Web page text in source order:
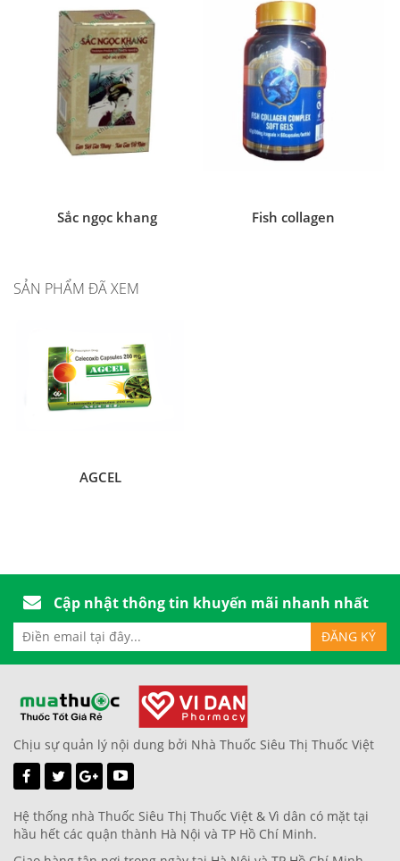
Sắc ngọc khang Fish collagen
SẢN PHẨM ĐÃ XEM
AGCEL
Cập nhật thông tin khuyến mãi nhanh nhất
Chịu sự quản lý nội dung bởi Nhà Thuốc Siêu Thị Thuốc Việt
Hệ thống nhà Thuốc Siêu Thị Thuốc Việt & Vì dân có mặt tại
hầu hết các quận thành Hà Nội và TP Hồ Chí Minh.